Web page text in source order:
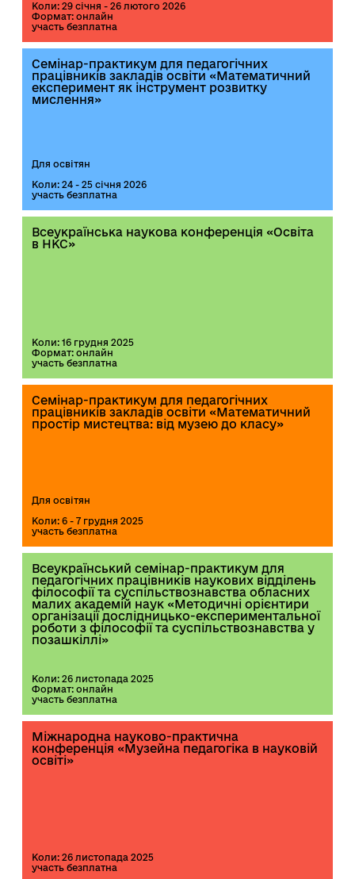
Коли: 29 січня - 26 лютого 2026
Формат: онлайн
участь безплатна
Семінар-практикум для педагогічних
працівників закладів освіти «Математичний
експеримент як інструмент розвитку
мислення»
Для освітян
Коли: 24 - 25 січня 2026
участь безплатна
Всеукраїнська наукова конференція «Освіта
в НКС»
Коли: 16 грудня 2025
Формат: онлайн
участь безплатна
Семінар-практикум для педагогічних
працівників закладів освіти «Математичний
простір мистецтва: від музею до класу»
Для освітян
Коли: 6 - 7 грудня 2025
участь безплатна
Всеукраїнський семінар-практикум для
педагогічних працівників наукових відділень
філософії та суспільствознавства обласних
малих академій наук «Методичні орієнтири
організації дослідницько-експериментальної
роботи з філософії та суспільствознавства у
позашкіллі»
Коли: 26 листопада 2025
Формат: онлайн
участь безплатна
Міжнародна науково-практична
конференція «Музейна педагогіка в науковій
освіті»
Коли: 26 листопада 2025
участь безплатна